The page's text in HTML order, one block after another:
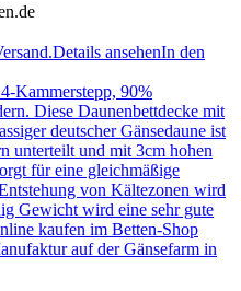
Details ansehenIn den